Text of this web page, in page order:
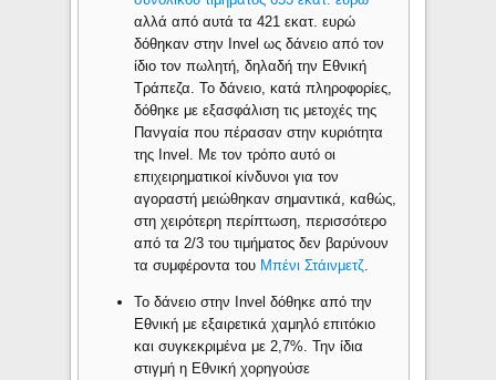
αλλά από αυτά τα 421 εκατ. ευρώ
δόθηκαν στην Ιnvel ως δάνειο από τον
ίδιο τον πωλητή, δηλαδή την Εθνική
Τράπεζα. Το δάνειο, κατά πληροφορίες,
δόθηκε με εξασφάλιση τις μετοχές της
Πανγαία που πέρασαν στην κυριότητα
της Invel. Με τον τρόπο αυτό οι
επιχειρηματικοί κίνδυνοι για τον
αγοραστή μειώθηκαν σημαντικά, καθώς,
στη χειρότερη περίπτωση, περισσότερο
από τα 2/3 του τιμήματος δεν βαρύνουν
τα συμφέροντα του Μπένι Στάινμετζ
Το δάνειο στην Invel δόθηκε από την
Εθνική με εξαιρετικά χαμηλό επιτόκιο
και συγκεκριμένα με 2,7%. Την ίδια
στιγμή η Εθνική χορηγούσε